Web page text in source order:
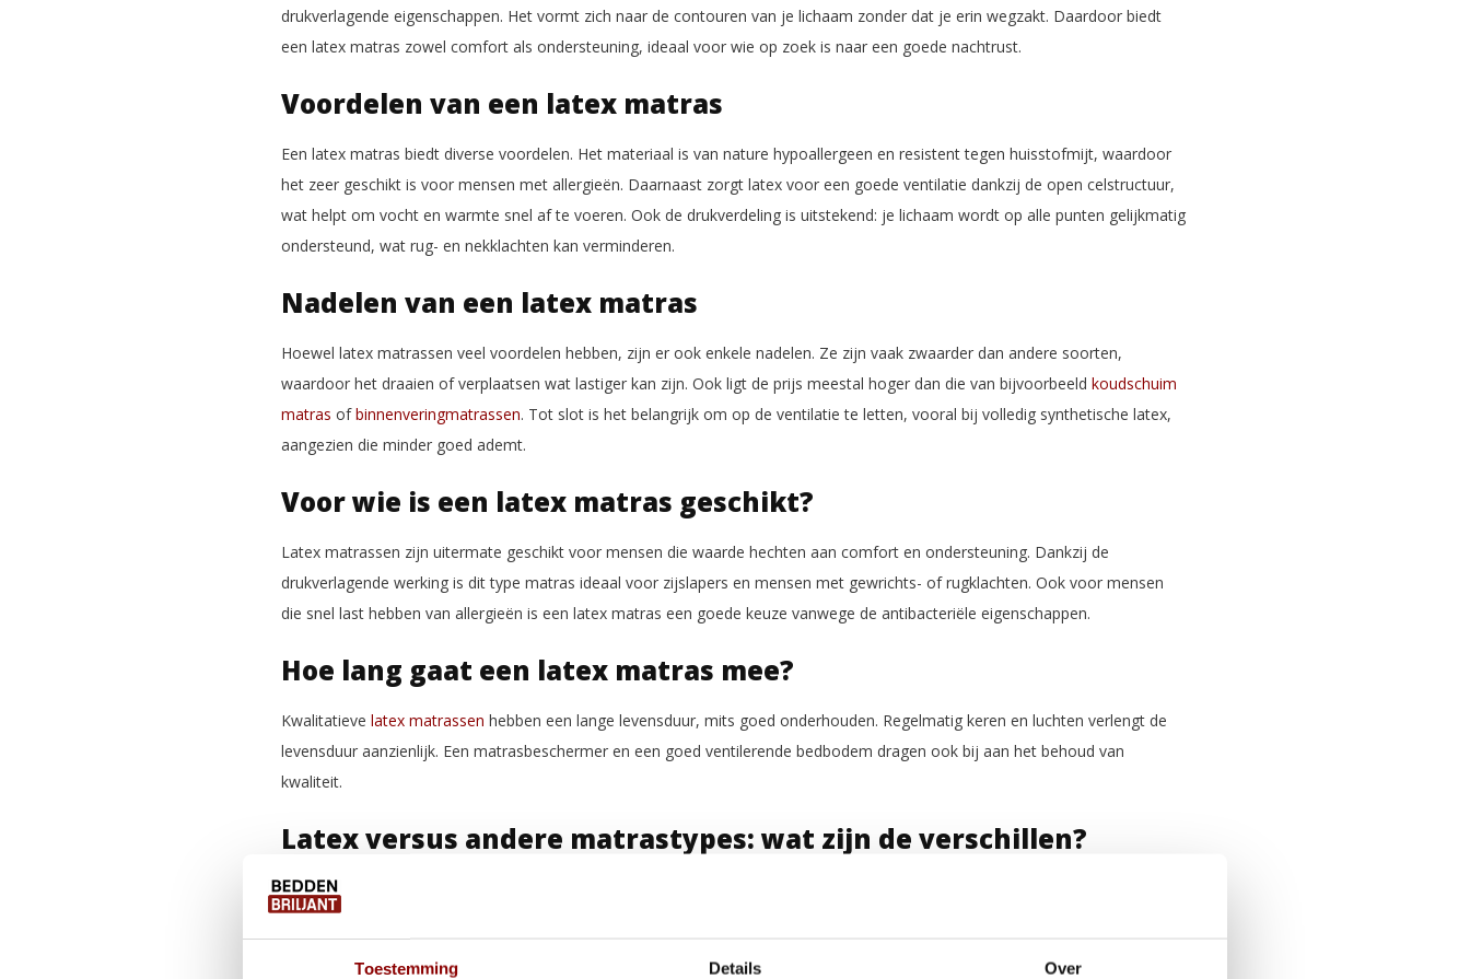
Toestemming Details Over
drukverlagende eigenschappen. Het vormt zich naar de contouren van je lichaam zonder dat je erin wegzakt. Daardoor biedt
een latex matras zowel comfort als ondersteuning, ideaal voor wie op zoek is naar een goede nachtrust.
Voordelen van een latex matras
Een latex matras biedt diverse voordelen. Het materiaal is van nature hypoallergeen en resistent tegen huisstofmijt, waardoor
het zeer geschikt is voor mensen met allergieën. Daarnaast zorgt latex voor een goede ventilatie dankzij de open celstructuur,
wat helpt om vocht en warmte snel af te voeren. Ook de drukverdeling is uitstekend: je lichaam wordt op alle punten gelijkmatig
ondersteund, wat rug- en nekklachten kan verminderen.
Nadelen van een latex matras
Hoewel latex matrassen veel voordelen hebben, zijn er ook enkele nadelen. Ze zijn vaak zwaarder dan andere soorten,
waardoor het draaien of verplaatsen wat lastiger kan zijn. Ook ligt de prijs meestal hoger dan die van bijvoorbeeldkoudschuim
matras ofbinnenveringmatrassen. Tot slot is het belangrijk om op de ventilatie te letten, vooral bij volledig synthetische latex,
aangezien die minder goed ademt.
Voor wie is een latex matras geschikt?
Latex matrassen zijn uitermate geschikt voor mensen die waarde hechten aan comfort en ondersteuning. Dankzij de
drukverlagende werking is dit type matras ideaal voor zijslapers en mensen met gewrichts- of rugklachten. Ook voor mensen
die snel last hebben van allergieën is een latex matras een goede keuze vanwege de antibacteriële eigenschappen.
Hoe lang gaat een latex matras mee?
Kwalitatievelatex matrassen hebben een lange levensduur, mits goed onderhouden. Regelmatig keren en luchten verlengt de
levensduur aanzienlijk. Een matrasbeschermer en een goed ventilerende bedbodem dragen ook bij aan het behoud van
kwaliteit.
Latex versus andere matrastypes: wat zijn de verschillen?
In vergelijking met andere
traagschuim matrassen